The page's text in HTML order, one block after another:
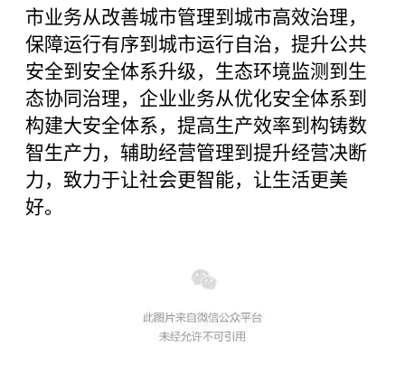
市业务从改善城市管理到城市高效治理，
保障运行有序到城市运行自治，提升公共
安全到安全体系升级，生态环境监测到生
态协同治理，企业业务从优化安全体系到
构建大安全体系，提高生产效率到构铸数
智生产力，辅助经营管理到提升经营决断
力，致力于让社会更智能，让生活更美
好。